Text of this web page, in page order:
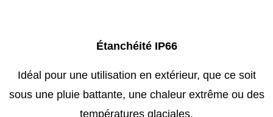
Étanchéité IP66
Idéal pour une utilisation en extérieur, que ce soit
sous une pluie battante, une chaleur extrême ou des
températures glaciales.